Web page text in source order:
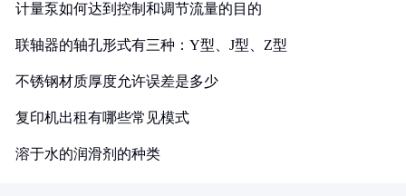
计量泵如何达到控制和调节流量的目的
联轴器的轴孔形式有三种：Y型、J型、Z型
不锈钢材质厚度允许误差是多少
复印机出租有哪些常见模式
溶于水的润滑剂的种类